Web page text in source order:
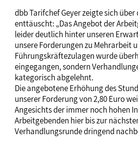
dbb Tarifchef Geyer zeigte sich über
enttäuscht: „Das Angebot der
leider deutlich hinter unseren
unsere Forderungen zu Mehrarbeit
Führungskräftezulagen wurde
eingegangen, sondern
kategorisch abgelehnt.
Die angebotene Erhöhung des
unserer Forderung von 2,80 Euro
Angesichts der immer noch hohen
Arbeitgebenden hier bis zur
Verhandlungsrunde dringend